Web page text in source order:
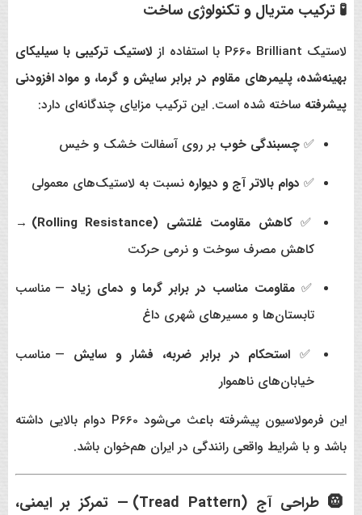
🧪 ترکیب متریال و تکنولوژی ساخت
لاستیک P660 Brilliant با استفاده از
لاستیک ترکیبی با سیلیکای
بهینه‌شده، پلیمرهای مقاوم در برابر سایش و گرما، و مواد افزودنی
پیشرفته ساخته شده است. این ترکیب مزایای چندگانه‌ای دارد:
✅ چسبندگی خوب بر روی آسفالت خشک و خیس
✅ دوام بالاتر آج و دیواره نسبت به لاستیک‌های معمولی
✅ کاهش مقاومت غلتشی (Rolling Resistance)
→
کاهش مصرف سوخت و نرمی حرکت
✅ مقاومت مناسب در برابر گرما و دمای زیاد — مناسب
تابستان‌ها و مسیرهای شهری داغ
✅ استحکام در برابر ضربه، فشار و سایش — مناسب
خیابان‌های ناهموار
این فرمولاسیون پیشرفته باعث می‌شود P660 دوام بالایی داشته
باشد و با شرایط واقعی رانندگی در ایران هم‌خوان باشد.
🛞 طراحی آج (Tread Pattern) — تمرکز بر ایمنی،